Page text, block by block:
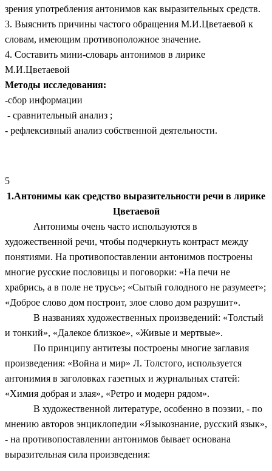
зрения употребления антонимов как выразительных средств.
3. Выяснить причины частого обращения М.И.Цветаевой к
словам, имеющим противоположное значение.
4. Составить мини-словарь антонимов в лирике
М.И.Цветаевой
Методы исследования:
-сбор информации
- сравнительный анализ ;
- рефлексивный анализ собственной деятельности.
5
1.Антонимы как средство выразительности речи в лирике
Цветаевой
Антонимы очень часто используются в
художественной речи, чтобы подчеркнуть контраст между
понятиями. На противопоставлении антонимов построены
многие русские пословицы и поговорки: «На печи не
храбрись, а в поле не трусь»; «Сытый голодного не разумеет»;
«Доброе слово дом построит, злое слово дом разрушит».
В названиях художественных произведений: «Толстый
и тонкий», «Далекое близкое», «Живые и мертвые».
По принципу антитезы построены многие заглавия
произведения: «Война и мир» Л. Толстого, используется
антонимия в заголовках газетных и журнальных статей:
«Химия добрая и злая», «Ретро и модерн рядом».
В художественной литературе, особенно в поэзии, - по
мнению авторов энциклопедии «Языкознание, русский язык»,
- на противопоставлении антонимов бывает основана
выразительная сила произведения: